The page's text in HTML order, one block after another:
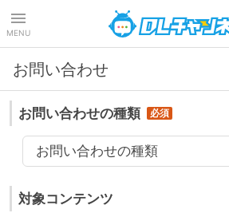
MENU
お問い合わせ
お問い合わせの種類
お問い合わせの種類
対象コンテンツ